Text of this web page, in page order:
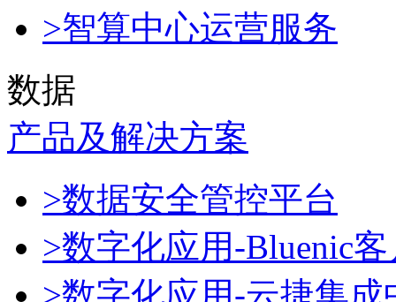
>智算中心运营服务
数据
产品及解决方案
>数据安全管控平台
>数字化应用-Bluenic